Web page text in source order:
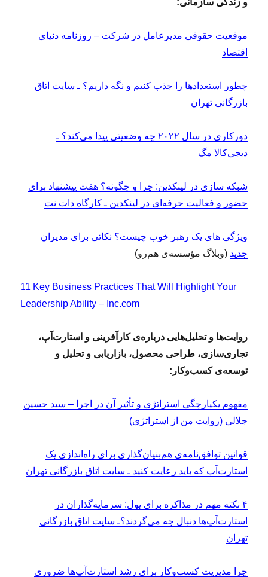
موقعیت حقوقی مدیرعامل در شرکت – روزنامه دنیای
اقتصاد
چطور استعدادها را جذب کنیم و نگه داریم؟ ـ سایت اتاق
بازرگانی تهران
دورکاری در سال ۲۰۲۲ چه وضعیتی پیدا می‌کند؟ ـ
دیجی‌کالا مگ
شبکه سازی در لینکدین: چرا و چگونه؟ هفت پیشنهاد برای
حضور و فعالیت حرفه‌ای در لینکدین ـ کارگاه دات نت
ویژگی های یک رهبر خوب چیست؟ نکاتی برای مدیران
جدید (وبلاگ مؤسسه‌ی هم‌رو)
11 Key Business Practices That Will Highlight Your
Leadership Ability – Inc.com
روایت‌ها و تحلیل‌هایی درباره‌ی کارآفرینی و استارت‌آپ،
تجاری‌سازی، طراحی محصول، بازاریابی و تحلیل و
توسعه‌ی کسب‌وکار:
مفهوم یکپارچگی استراتژی و تأثیر آن در اجرا – سید حسین
جلالی (روایت من از استراتژی)
قوانین توافق‌نامه‌ی هم‌بنیان‌گذاری برای راه‌اندازی یک
استارت‌آپ که باید رعایت کنید ـ سایت اتاق بازرگانی تهران
۴ نکته مهم در مذاکره برای پول: سرمایه‌گذاران در
استارت‌آپ‌ها دنبال چه می‌گردند؟ـ سایت اتاق بازرگانی
تهران
چرا مدیریت کسب‌و‌کار برای رشد استارت‌آپ‌ها ضروری